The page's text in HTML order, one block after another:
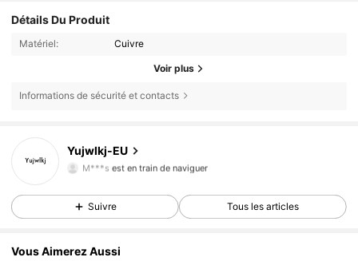
Détails Du Produit
Matériel: Cuivre
Voir plus
Informations de sécurité et contacts
Yujwlkj-EU
4,80
1.6K Suiveurs
M***s est en train de naviguer
4,80 1.6K Suiveurs
Suivre Tous les articles
Vous Aimerez Aussi